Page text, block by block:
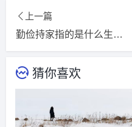
上一篇
勤俭持家指的是什么生肖，猜一词语释义解释落实
猜你喜欢